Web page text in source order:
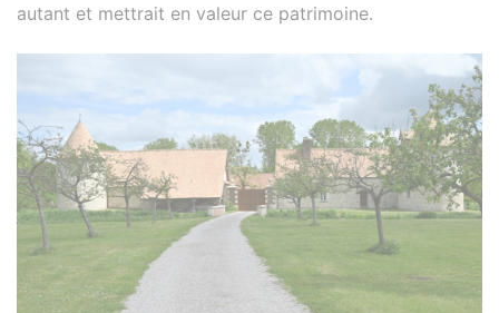
autant et mettrait en valeur ce patrimoine.